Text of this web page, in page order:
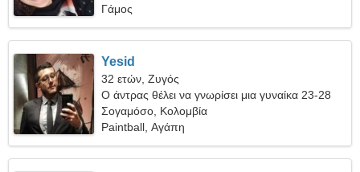
Γάμος
Yesid
32 ετών, Ζυγός
Ο άντρας θέλει να γνωρίσει μια γυναίκα 23-28
Σογαμόσο, Κολομβία
Paintball, Αγάπη